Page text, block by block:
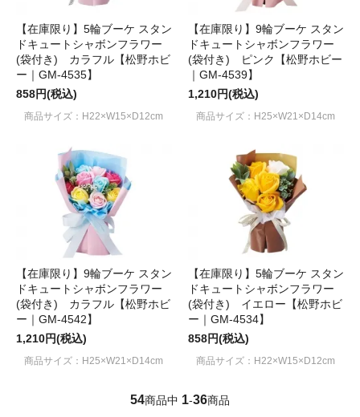
【在庫限り】5輪ブーケ スタン
ドキュートシャボンフラワー
(袋付き) カラフル【松野ホビ
ー｜GM-4535】
858円(税込)
商品サイズ：H22×W15×D12cm
【在庫限り】9輪ブーケ スタン
ドキュートシャボンフラワー
(袋付き) ピンク【松野ホビー
｜GM-4539】
1,210円(税込)
商品サイズ：H25×W21×D14cm
【在庫限り】9輪ブーケ スタン
ドキュートシャボンフラワー
(袋付き) カラフル【松野ホビ
ー｜GM-4542】
1,210円(税込)
商品サイズ：H25×W21×D14cm
【在庫限り】5輪ブーケ スタン
ドキュートシャボンフラワー
(袋付き) イエロー【松野ホビ
ー｜GM-4534】
858円(税込)
商品サイズ：H22×W15×D12cm
54商品中 1-36商品